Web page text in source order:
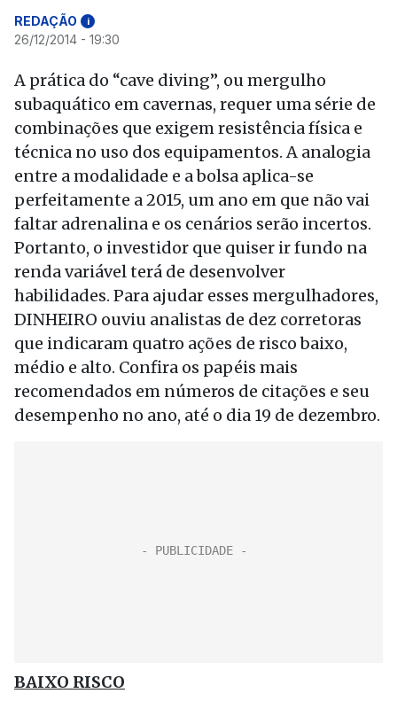
REDAÇÃO i
26/12/2014 - 19:30
A prática do “cave diving”, ou mergulho
subaquático em cavernas, requer uma série de
combinações que exigem resistência física e
técnica no uso dos equipamentos. A analogia
entre a modalidade e a bolsa aplica-se
perfeitamente a 2015, um ano em que não vai
faltar adrenalina e os cenários serão incertos.
Portanto, o investidor que quiser ir fundo na
renda variável terá de desenvolver
habilidades. Para ajudar esses mergulhadores,
DINHEIRO ouviu analistas de dez corretoras
que indicaram quatro ações de risco baixo,
médio e alto. Confira os papéis mais
recomendados em números de citações e seu
desempenho no ano, até o dia 19 de dezembro.
BAIXO RISCO